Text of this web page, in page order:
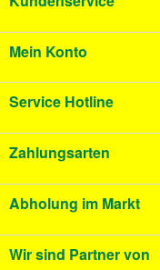
Mein Konto
Service Hotline
Zahlungsarten
Abholung im Markt
Wir sind Partner von